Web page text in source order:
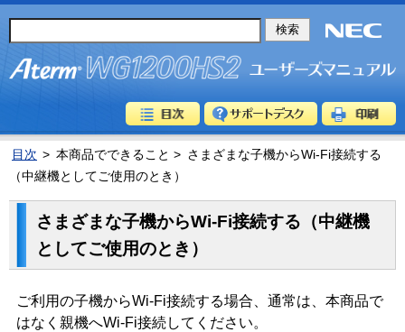
目次 > 本商品でできること > さまざまな子機からWi-Fi接続する
（中継機としてご使用のとき）
さまざまな子機からWi-Fi接続する（中継機
としてご使用のとき）
ご利用の子機からWi-Fi接続する場合、通常は、本商品で
はなく親機へWi-Fi接続してください。